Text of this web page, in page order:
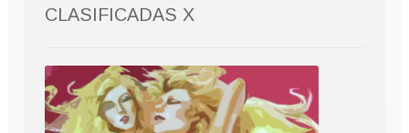
CLASIFICADAS X